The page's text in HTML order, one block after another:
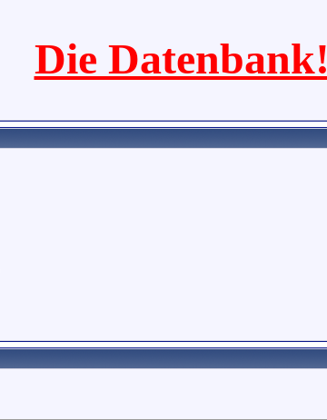
Die Datenbank!